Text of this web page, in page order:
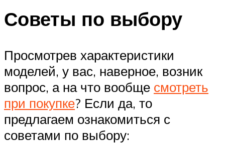
Советы по выбору
Просмотрев характеристики
моделей, у вас, наверное, возник
вопрос, а на что вообще смотреть
при покупке? Если да, то
предлагаем ознакомиться с
советами по выбору: